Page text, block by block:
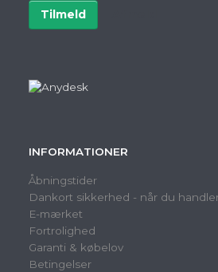
Tilmeld
INFORMATIONER
Åbningstider
Dankort sikkerhed - når du
E-mærket
Fortrolighed
Garanti & købelov
Betingelser